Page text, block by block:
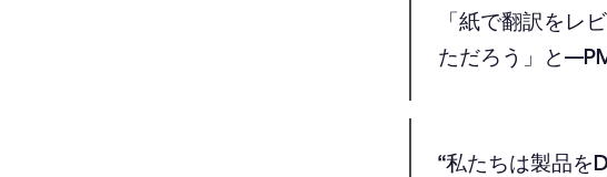
「紙で翻訳をレ
ただろう」と
“私たちは製品を